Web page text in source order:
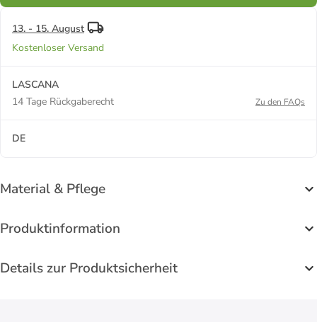
13. - 15. August
Kostenloser Versand
LASCANA
14 Tage Rückgaberecht
Zu den FAQs
DE
Material & Pflege
Produktinformation
Details zur Produktsicherheit